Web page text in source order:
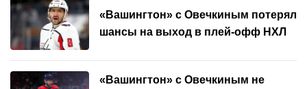
«Вашингтон» с Овечкиным потерял
шансы на выход в плей-офф НХЛ
«Вашингтон» с Овечкиным не